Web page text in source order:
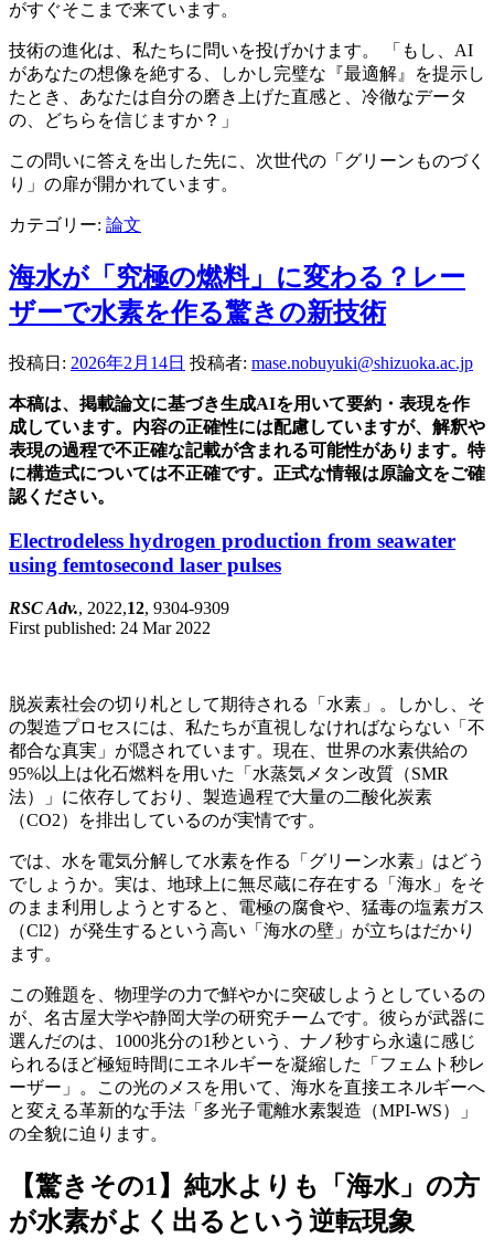
がすぐそこまで来ています。
技術の進化は、私たちに問いを投げかけます。 「もし、AI
があなたの想像を絶する、しかし完璧な『最適解』を提示し
たとき、あなたは自分の磨き上げた直感と、冷徹なデータ
の、どちらを信じますか？」
この問いに答えを出した先に、次世代の「グリーンものづく
り」の扉が開かれています。
カテゴリー: 論文
海水が「究極の燃料」に変わる？レー
ザーで水素を作る驚きの新技術
投稿日: 2026年2月14日 投稿者: mase.nobuyuki@shizuoka.ac.jp
本稿は、掲載論文に基づき生成AIを用いて要約・表現を作
成しています。内容の正確性には配慮していますが、解釈や
表現の過程で不正確な記載が含まれる可能性があります。特
に構造式については不正確です。正式な情報は原論文をご確
認ください。
Electrodeless hydrogen production from seawater
using femtosecond laser pulses
RSC Adv., 2022,12, 9304-9309
First published: 24 Mar 2022
脱炭素社会の切り札として期待される「水素」。しかし、そ
の製造プロセスには、私たちが直視しなければならない「不
都合な真実」が隠されています。現在、世界の水素供給の
95%以上は化石燃料を用いた「水蒸気メタン改質（SMR
法）」に依存しており、製造過程で大量の二酸化炭素
（CO2）を排出しているのが実情です。
では、水を電気分解して水素を作る「グリーン水素」はどう
でしょうか。実は、地球上に無尽蔵に存在する「海水」をそ
のまま利用しようとすると、電極の腐食や、猛毒の塩素ガス
（Cl2）が発生するという高い「海水の壁」が立ちはだかり
ます。
この難題を、物理学の力で鮮やかに突破しようとしているの
が、名古屋大学や静岡大学の研究チームです。彼らが武器に
選んだのは、1000兆分の1秒という、ナノ秒すら永遠に感じ
られるほど極短時間にエネルギーを凝縮した「フェムト秒レ
ーザー」。この光のメスを用いて、海水を直接エネルギーへ
と変える革新的な手法「多光子電離水素製造（MPI-WS）」
の全貌に迫ります。
【驚きその1】純水よりも「海水」の方
が水素がよく出るという逆転現象